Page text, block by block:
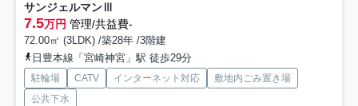
サンジェルマンⅢ
7.5万円 管理/共益費-
72.00㎡ (3LDK) /築28年 /3階建
日豊本線「宮崎神宮」駅 徒歩29分
駐輪場 CATV インターネット対応
敷地内ごみ置き場
公共下水